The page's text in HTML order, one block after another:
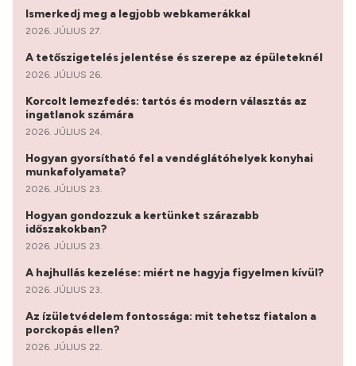
Ismerkedj meg a legjobb webkamerákkal
2026. JÚLIUS 27.
A tetőszigetelés jelentése és szerepe az épületeknél
2026. JÚLIUS 26.
Korcolt lemezfedés: tartós és modern választás az
ingatlanok számára
2026. JÚLIUS 24.
Hogyan gyorsítható fel a vendéglátóhelyek konyhai
munkafolyamata?
2026. JÚLIUS 23.
Hogyan gondozzuk a kertünket szárazabb
időszakokban?
2026. JÚLIUS 23.
A hajhullás kezelése: miért ne hagyja figyelmen kívül?
2026. JÚLIUS 23.
Az ízületvédelem fontossága: mit tehetsz fiatalon a
porckopás ellen?
2026. JÚLIUS 22.